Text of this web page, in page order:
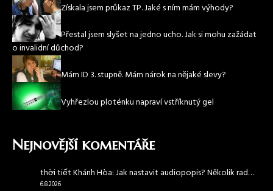
Získala jsem průkaz TP. Jaké s ním mám výhody?
Přestal jsem slyšet na jedno ucho. Jak si mohu zažádat
o invalidní důchod?
Mám ID 3. stupně. Mám nárok na nějaké slevy?
Vyhřezlou ploténku napraví vstříknutý gel
Nejnovější komentáře
thời tiết Khánh Hòa:Jak nastavit audiopopis? Několik rad…
6.8.2026